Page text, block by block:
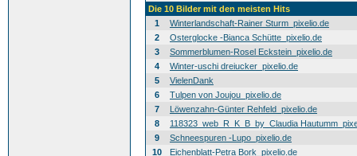
Die 10 Bilder mit den meisten Hits
1
Winterlandschaft-Rainer Sturm_pixelio.de
2
Osterglocke -Bianca Schütte_pixelio.de
3
Sommerblumen-Rosel Eckstein_pixelio.de
4
Winter-uschi dreiucker_pixelio.de
5
VielenDank
6
Tulpen von Joujou_pixelio.de
7
Löwenzahn-Günter Rehfeld_pixelio.de
8
118323_web_R_K_B_by_Claudia
9
Schneespuren -Lupo_pixelio.de
10
Eichenblatt-Petra Bork_pixelio.de